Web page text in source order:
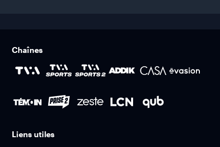
Chaînes
Liens utiles